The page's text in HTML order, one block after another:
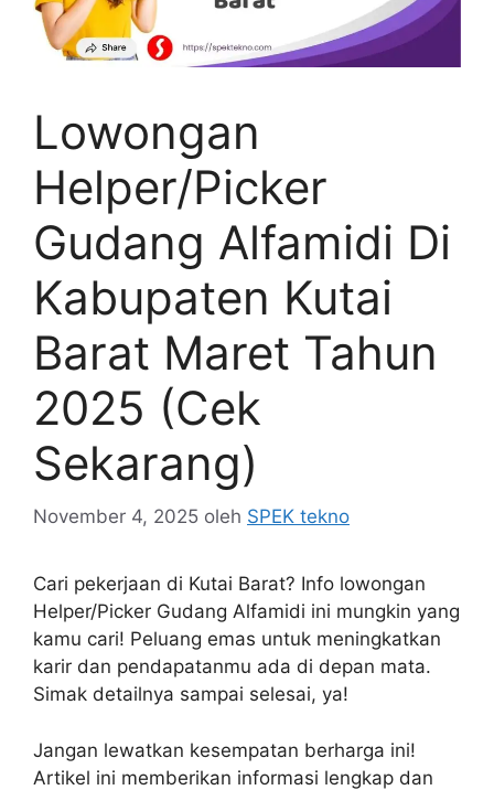
Lowongan
Helper/Picker
Gudang Alfamidi Di
Kabupaten Kutai
Barat Maret Tahun
2025 (Cek
Sekarang)
November 4, 2025 oleh SPEK tekno
Cari pekerjaan di Kutai Barat? Info lowongan
Helper/Picker Gudang Alfamidi ini mungkin yang
kamu cari! Peluang emas untuk meningkatkan
karir dan pendapatanmu ada di depan mata.
Simak detailnya sampai selesai, ya!
Jangan lewatkan kesempatan berharga ini!
Artikel ini memberikan informasi lengkap dan